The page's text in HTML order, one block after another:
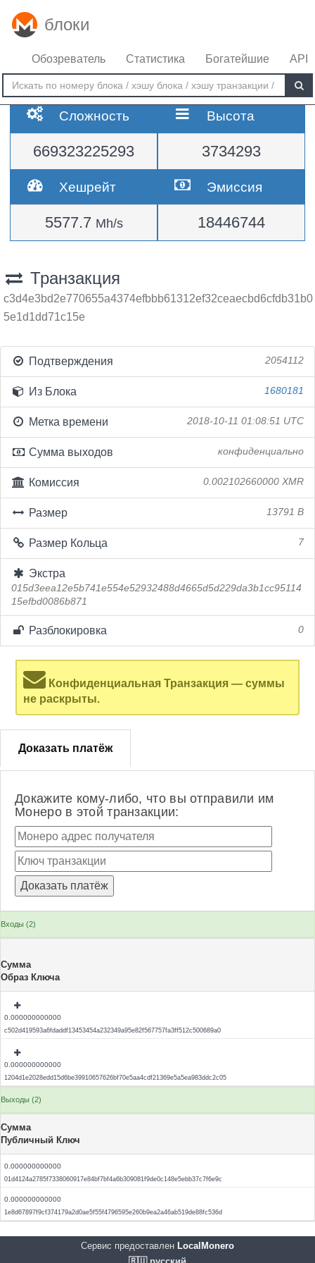
блоки
Обозреватель Статистика Богатейшие API
Сложность
669323225293
Высота
3734293
Хешрейт
5577.7 Mh/s
Эмиссия
18446744
Транзакция
c3d4e3bd2e770655a4374efbbb61312ef32ceaecbd6cfdb31b0
5e1d1dd71c15e
Подтверждения 2054112
Из Блока 1680181
Метка времени 2018-10-11 01:08:51 UTC
Сумма выходов конфиденциально
Комиссия 0.002102660000 XMR
Размер 13791 B
Размер Кольца 7
Экстра
015d3eea12e5b741e554e52932488d4665d5d229da3b1cc95114
15efbd0086b871
Разблокировка 0
Конфиденциальная Транзакция — суммы
не раскрыты.
Доказать платёж
Докажите кому-либо, что вы отправили им
Монеро в этой транзакции:
Входы (2)
Сумма
Образ Ключа
0.000000000000
c502d419593a6fdaddf13453454a232349a95e82f567757fa3ff512c500689a0
0.000000000000
1204d1e2028edd15d6be39910657626bf70e5aa4cdf21369e5a5ea983ddc2c05
Выходы (2)
Сумма
Публичный Ключ
0.000000000000
01d4124a2785f7338060917e84bf7bf4a6b309081f9de0c148e5ebb37c7f6e9c
0.000000000000
1e8d67897f9cf374179a2d0ae5f55f4796595e260b9ea2a46ab519de88fc536d
Сервис предоставлен LocalMonero